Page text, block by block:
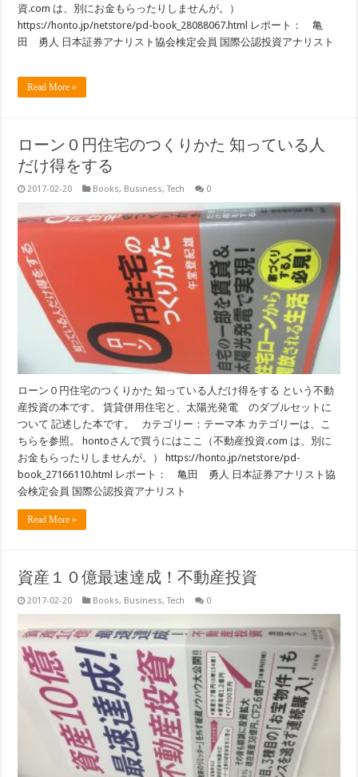
資.com は、別にお金もらったりしませんが。）
https://honto.jp/netstore/pd-book_28088067.html レポート： 亀
田 勇人 日本証券アナリスト協会検定会員 国際公認投資アナリスト
Read More »
ローン０円住宅のつくりかた 知っている人
だけ得をする
2017-02-20 Books, Business,Tech 0
ローン０円住宅のつくりかた 知っている人だけ得をする という不動
産投資の本です。 賃貸併用住宅と、太陽光発電 のダブルセットに
ついて 記述した本です。 カテゴリー：テーマ本 カテゴリーは、こ
ちらを参照。 hontoさんで買うにはここ（不動産投資.com は、別に
お金もらったりしませんが。） https://honto.jp/netstore/pd-
book_27166110.html レポート： 亀田 勇人 日本証券アナリスト協
会検定会員 国際公認投資アナリスト
Read More »
資産１０億最速達成！不動産投資
2017-02-20 Books, Business,Tech 0